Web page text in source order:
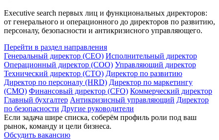
Executive search первых лиц и функциональных директоров:
от генерального и операционного до директоров по развитию,
персоналу, безопасности и антикризисного управляющего.
Перейти в раздел направления
Генеральный директор (CEO) Исполнительный директор
Операционный директор (COO) Управляющий директор
Технический директор (CTO) Директор по развитию
Директор по персоналу (HRD) Директор по маркетингу
(CMO) Финансовый директор (CFO) Коммерческий директор
Главный бухгалтер Антикризисный управляющий Директор
по безопасности Другие руководители
Если задача шире списка, соберём профиль роли под ваш
рынок, команду и цели бизнеса.
Обсудить вакансию